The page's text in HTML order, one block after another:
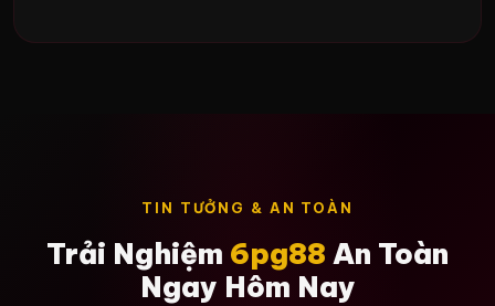
TIN TƯỞNG & AN TOÀN
Trải Nghiệm 6pg88 An Toàn
Ngay Hôm Nay